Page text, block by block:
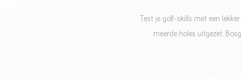
Test je golf-skills met een
meerde holes uitgezet.